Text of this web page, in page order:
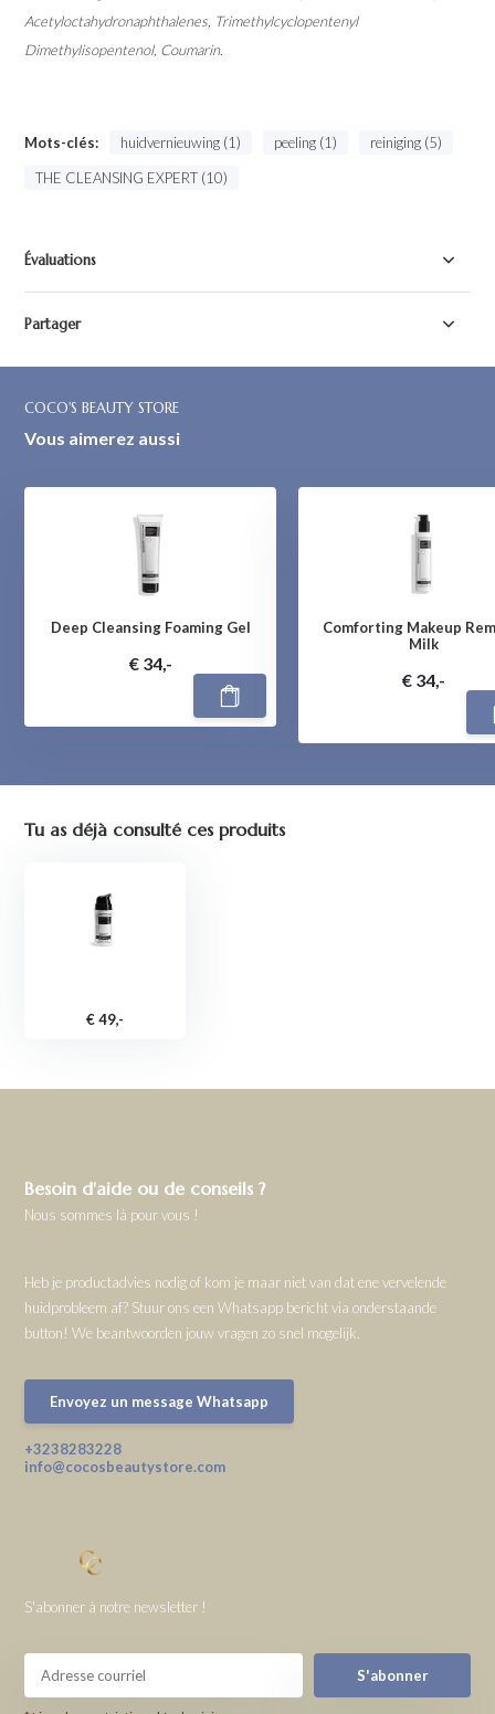
Acetyloctahydronaphthalenes, Trimethylcyclopentenyl
Dimethylisopentenol, Coumarin.
Mots-clés: huidvernieuwing (1) peeling (1)
reiniging (5)
THE CLEANSING EXPERT (10)
Évaluations
Partager
COCO'S BEAUTY STORE
Vous aimerez aussi
Deep Cleansing Foaming Gel
€ 34,-
Comforting Makeup
Milk
€ 34,-
Tu as déjà consulté ces produits
€ 49,-
Besoin d'aide ou de conseils ?
Nous sommes là pour vous !
Heb je productadvies nodig of kom je maar niet van dat ene vervelende
huidprobleem af? Stuur ons een Whatsapp bericht via onderstaande
button! We beantwoorden jouw vragen zo snel mogelijk.
Envoyez un message Whatsapp
+3238283228
info@cocosbeautystore.com
S'abonner à notre newsletter !
S'abonner